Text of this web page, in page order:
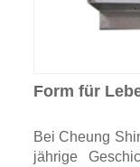
Form für
Bei Cheung
jährige